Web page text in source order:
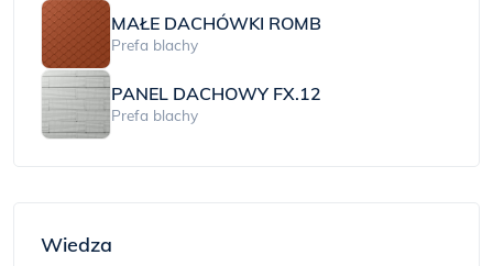
MAŁE DACHÓWKI ROMB
Prefa blachy
PANEL DACHOWY FX.12
Prefa blachy
Wiedza